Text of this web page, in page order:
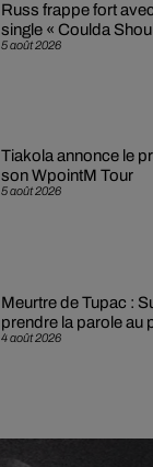
5 août 2026
Russ frappe fort
single « Coulda
5 août 2026
Tiakola annonce le
son WpointM Tour
4 août 2026
Meurtre de Tupac :
prendre la parole au